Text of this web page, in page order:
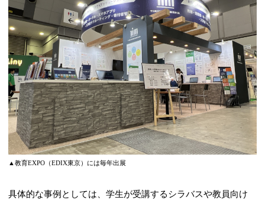
▲教育EXPO（EDIX東京）には毎年出展
具体的な事例としては、学生が受講するシラバスや教員向け